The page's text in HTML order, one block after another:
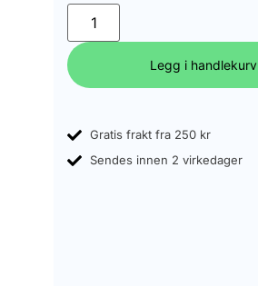
Legg i handlekurv
Gratis frakt fra 250 kr
Sendes innen 2 virkedager